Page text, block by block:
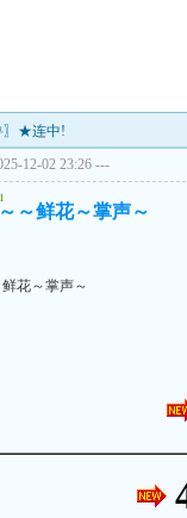
〗★连中!
12-02 23:26 ---
～鲜花～掌声～
花～掌声～